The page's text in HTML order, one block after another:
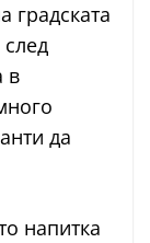
градската
в
да
напитка